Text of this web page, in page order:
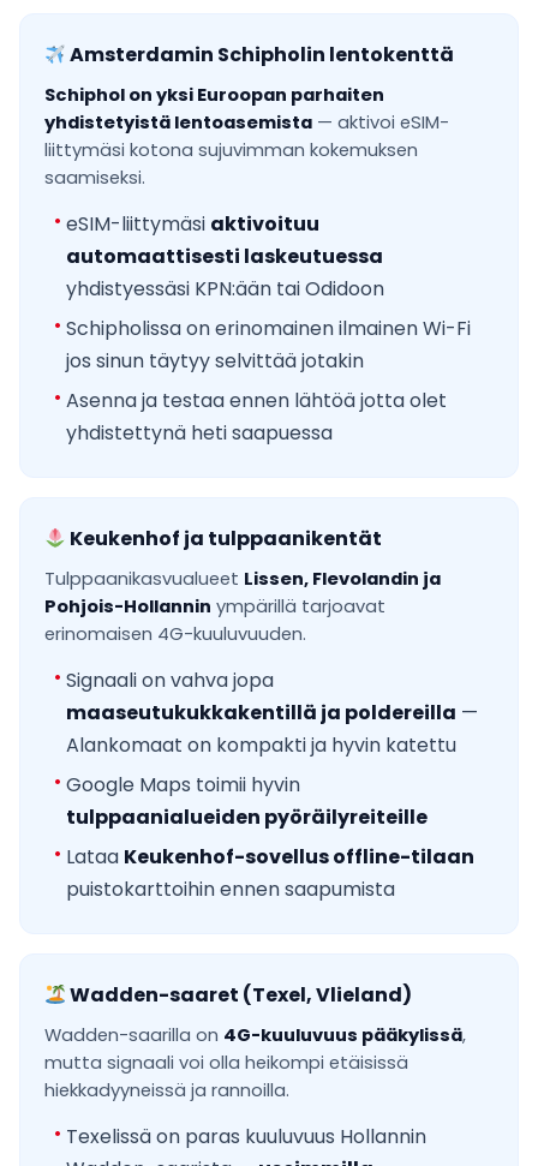
Amsterdamin Schipholin lentokenttä
Schiphol on yksi Euroopan parhaiten
yhdistetyistä lentoasemista — aktivoi eSIM-
liittymäsi kotona sujuvimman kokemuksen
saamiseksi.
eSIM-liittymäsi aktivoituu
automaattisesti laskeutuessa
yhdistyessäsi KPN:ään tai Odidoon
Schipholissa on erinomainen ilmainen Wi-Fi
jos sinun täytyy selvittää jotakin
Asenna ja testaa ennen lähtöä jotta olet
yhdistettynä heti saapuessa
Keukenhof ja tulppaanikentät
Tulppaanikasvualueet Lissen, Flevolandin ja
Pohjois-Hollannin ympärillä tarjoavat
erinomaisen 4G-kuuluvuuden.
Signaali on vahva jopa
maaseutukukkakentillä ja poldereilla —
Alankomaat on kompakti ja hyvin katettu
Google Maps toimii hyvin
tulppaanialueiden pyöräilyreiteille
Lataa Keukenhof-sovellus offline-tilaan
puistokarttoihin ennen saapumista
Wadden-saaret (Texel, Vlieland)
Wadden-saarilla on 4G-kuuluvuus pääkylissä,
mutta signaali voi olla heikompi etäisissä
hiekkadyyneissä ja rannoilla.
Texelissä on paras kuuluvuus Hollannin